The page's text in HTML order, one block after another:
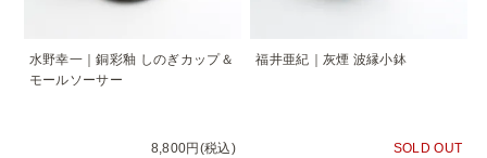
水野幸一｜銅彩釉 しのぎカップ＆
モールソーサー
8,800円(税込)
福井亜紀｜灰煙 波縁小鉢
SOLD OUT